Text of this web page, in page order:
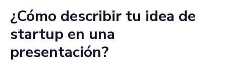
¿Cómo describir tu idea de
startup en una
presentación?